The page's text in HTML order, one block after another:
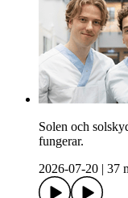
Solen och
fungerar.
2026-07-20
37